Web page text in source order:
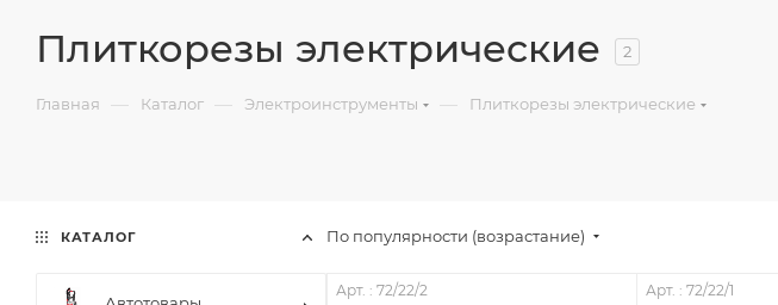
Плиткорезы электрические 2
Главная — Каталог — Электроинструменты — Плиткорезы электрические
По популярности (возрастание)
Арт. : 72/22/2 Арт. : 72/22/1
КАТАЛОГ